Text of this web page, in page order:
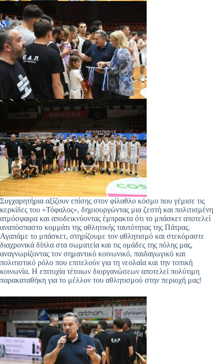
Συγχαρητήρια αξίζουν επίσης στον φίλαθλο κόσμο που γέμισε τις
κερκίδες του «Τόφαλος», δημιουργώντας μια ζεστή και πολιτισμένη
ατμόσφαιρα και αποδεικνύοντας έμπρακτα ότι το μπάσκετ αποτελεί
αναπόσπαστο κομμάτι της αθλητικής ταυτότητας της Πάτρας.
Αγαπάμε το μπάσκετ, στηρίζουμε τον αθλητισμό και στεκόμαστε
διαχρονικά δίπλα στα σωματεία και τις ομάδες της πόλης μας,
αναγνωρίζοντας τον σημαντικό κοινωνικό, παιδαγωγικό και
πολιτιστικό ρόλο που επιτελούν για τη νεολαία και την τοπική
κοινωνία. Η επιτυχία τέτοιων διοργανώσεων αποτελεί πολύτιμη
παρακαταθήκη για το μέλλον του αθλητισμού στην περιοχή μας!